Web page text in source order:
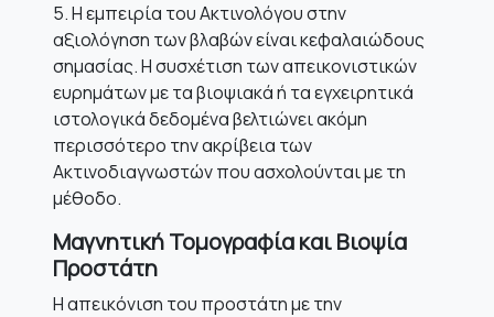
5. Η εμπειρία του Ακτινολόγου στην
αξιολόγηση των βλαβών είναι κεφαλαιώδους
σημασίας. Η συσχέτιση των απεικονιστικών
ευρημάτων με τα βιοψιακά ή τα εγχειρητικά
ιστολογικά δεδομένα βελτιώνει ακόμη
περισσότερο την ακρίβεια των
Ακτινοδιαγνωστών που ασχολούνται με τη
μέθοδο.
Μαγνητική Τομογραφία και Βιοψία
Προστάτη
Η απεικόνιση του προστάτη με την